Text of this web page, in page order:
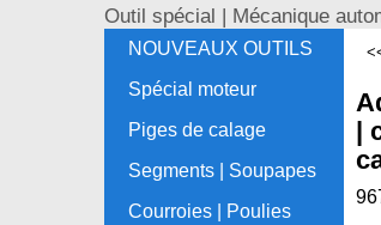
Outil spécial | Mécanique
NOUVEAUX OUTILS
Spécial moteur
Piges de calage
Segments | Soupapes
Courroies | Poulies
|